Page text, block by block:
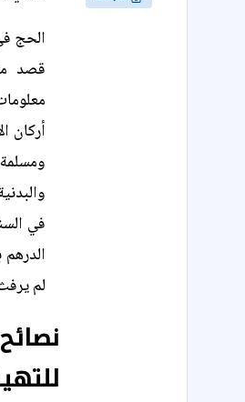
الحج
قصد
أركان
في
لم